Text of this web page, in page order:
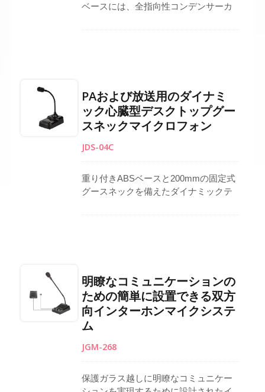
ベースには、全指向性コンデンサーカ
イクロフォンが組み込まれています。
デバイスには、PTTおよびLOCKボタ
ン、ソース出力用の6.3 mmフォンジャ
ックなど、ユーザーフレンドリーな機
のニーズに応じた広範なOEM/ODMカ
スタマイズの可能性を提供していま
す。
PAおよび放送用のダイナミ
ック心臓型デスクトップグー
スネックマイクロフォン
JDS-04C
重り付きABSベースと200mmの固定式
グースネックを備えたダイナミックテ
ップの配置を保証します。 一方向性ダ
クボタンにより便利な操作が可能で
す。 6.3 mmプラグ出力の1 mケーブル
が含まれています。 MOQ 500ユニット
に対して、グースネックの長さ、名
ルなどのカスタムオプションが利用可
能です。 プロフェッショナル用に台湾
で製造されました。
明瞭なコミュニケーションの
ための簡単に設置できる双方
向インターホンマイクシステ
ム
JGM-268
保護ガラス越しに明瞭なコミュニケー